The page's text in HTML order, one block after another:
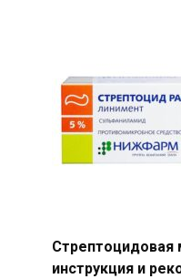
Стрептоцидовая
инструкция и